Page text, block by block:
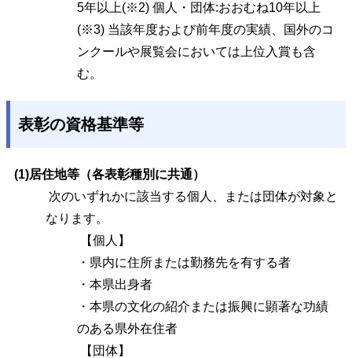
5年以上(※2) 個人・団体:おおむね10年以上
(※3) 当該年度および前年度の実績、国外のコ
ンクールや展覧会においては上位入賞も含
む。
表彰の資格基準等
(1)居住地等（各表彰種別に共通）
次のいずれかに該当する個人、または団体が対象と
なります。
【個人】
・県内に住所または勤務先を有する者
・本県出身者
・本県の文化の紹介または振興に顕著な功績
のある県外在住者
【団体】